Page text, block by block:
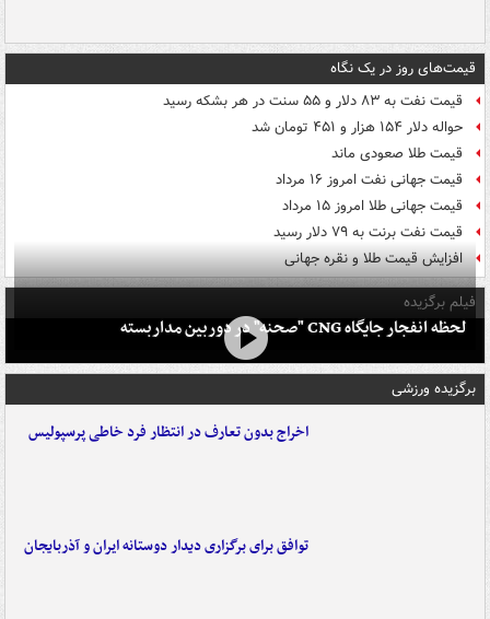
قیمت‌های روز در یک نگاه
قیمت نفت به ۸۳ دلار و ۵۵ سنت در هر بشکه رسید
حواله دلار ۱۵۴ هزار و ۴۵۱ تومان شد
قیمت طلا صعودی ماند
قیمت جهانی نفت امروز ۱۶ مرداد
قیمت جهانی طلا امروز ۱۵ مرداد
قیمت نفت برنت به ۷۹ دلار رسید
افزایش قیمت طلا و نقره جهانی
فیلم برگزیده
لحظه انفجار جایگاه CNG "صحنه" در دوربین مداربسته
برگزیده ورزشی
اخراج بدون تعارف در انتظار فرد خاطی پرسپولیس
توافق برای برگزاری دیدار دوستانه ایران و آذربایجان